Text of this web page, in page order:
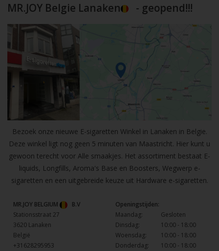
MR.JOY Belgie Lanaken - geopend!!!
Bezoek onze nieuwe E-sigaretten Winkel in Lanaken in Belgie.
Deze winkel ligt nog geen 5 minuten van Maastricht. Hier kunt u
gewoon terecht voor Alle smaakjes. Het assortiment bestaat E-
liquids, Longfills, Aroma's Base en Boosters, Wegwerp e-
sigaretten en een uitgebreide keuze uit Hardware e-sigaretten.
MR.JOY BELGIUM
B.V
Stationsstraat 27
3620 Lanaken
België
+31628295953
Openingstijden:
Maandag:
Gesloten
Dinsdag:
10:00 - 18:00
Woensdag:
10:00 - 18:00
Donderdag:
10:00 - 18:00